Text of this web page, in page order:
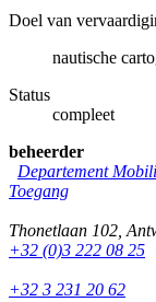
Doel van
nautische
Status
compleet
beheerder
Departement
Toegang
Thonetlaan 102
+32 (0)3 222 08 25
+32 3 231 20 62